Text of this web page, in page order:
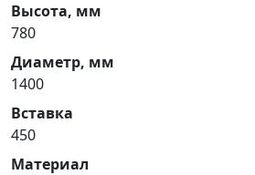
Высота, мм
780
Диаметр, мм
1400
Вставка
450
Материал